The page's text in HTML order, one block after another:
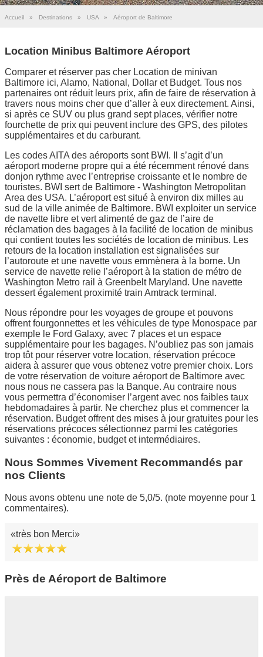
Accueil » Destinations » USA » Aéroport de Baltimore
Location Minibus Baltimore Aéroport
Comparer et réserver pas cher Location de minivan
Baltimore ici, Alamo, National, Dollar et Budget. Tous nos
partenaires ont réduit leurs prix, afin de faire de réservation à
travers nous moins cher que d’aller à eux directement. Ainsi,
si après ce SUV ou plus grand sept places, vérifier notre
fourchette de prix qui peuvent inclure des GPS, des pilotes
supplémentaires et du carburant.
Les codes AITA des aéroports sont BWI. Il s’agit d’un
aéroport moderne propre qui a été récemment rénové dans
donjon rythme avec l’entreprise croissante et le nombre de
touristes. BWI sert de Baltimore - Washington Metropolitan
Area des USA. L’aéroport est situé à environ dix milles au
sud de la ville animée de Baltimore. BWI exploiter un service
de navette libre et vert alimenté de gaz de l’aire de
réclamation des bagages à la facilité de location de minibus
qui contient toutes les sociétés de location de minibus. Les
retours de la location installation est signalisées sur
l’autoroute et une navette vous emmènera à la borne. Un
service de navette relie l’aéroport à la station de métro de
Washington Metro rail à Greenbelt Maryland. Une navette
dessert également proximité train Amtrack terminal.
Nous répondre pour les voyages de groupe et pouvons
offrent fourgonnettes et les véhicules de type Monospace par
exemple le Ford Galaxy, avec 7 places et un espace
supplémentaire pour les bagages. N’oubliez pas son jamais
trop tôt pour réserver votre location, réservation précoce
aidera à assurer que vous obtenez votre premier choix. Lors
de votre réservation de voiture aéroport de Baltimore avec
nous nous ne cassera pas la Banque. Au contraire nous
vous permettra d’économiser l’argent avec nos faibles taux
hebdomadaires à partir. Ne cherchez plus et commencer la
réservation. Budget offrent des mises à jour gratuites pour les
réservations précoces sélectionnez parmi les catégories
suivantes : économie, budget et intermédiaires.
Nous Sommes Vivement Recommandés par
nos Clients
Nous avons obtenu une note de 5,0/5. (note moyenne pour 1
commentaires).
très bon Merci
Près de Aéroport de Baltimore